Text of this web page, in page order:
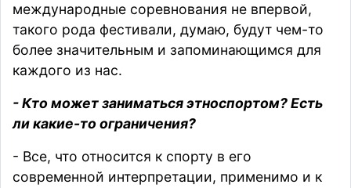
международные соревнования не впервой,
такого рода фестивали, думаю, будут чем-то
более значительным и запоминающимся для
каждого из нас.
- Кто может заниматься этноспортом? Есть
ли какие-то ограничения?
- Все, что относится к спорту в его
современной интерпретации, применимо и к